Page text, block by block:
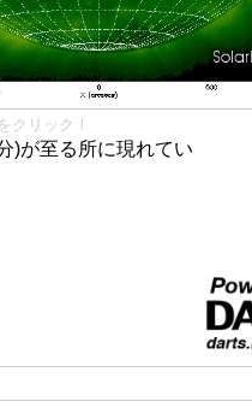
クリック！
)が至る所に現れてい